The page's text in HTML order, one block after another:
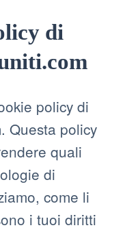
di
policy di
Questa policy
quali
di
come li
i tuoi diritti